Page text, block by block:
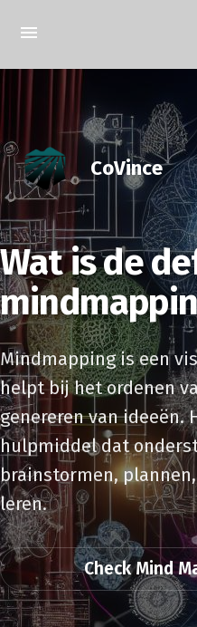
CoVince
Wat is de
Mindmapping is een
helpt bij het ordenen
genereren van ideeën.
hulpmiddel dat
brainstormen,
leren.
Check Mind